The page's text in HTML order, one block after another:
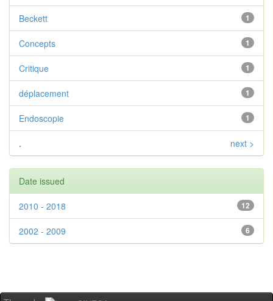
1
Beckett
1
Concepts
1
Critique
1
déplacement
1
Endoscopie
. next >
Date issued
12
2010 - 2018
6
2002 - 2009